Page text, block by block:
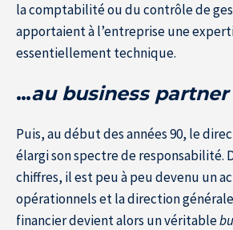
Accueil
la comptabilité ou du contrôle de
apportaient à l’entreprise une
essentiellement technique.
…au business partner
Puis, au début des années 90, le
élargi son spectre de responsabilité.
chiffres, il est peu à peu devenu un
opérationnels et la direction
financier devient alors un véritable